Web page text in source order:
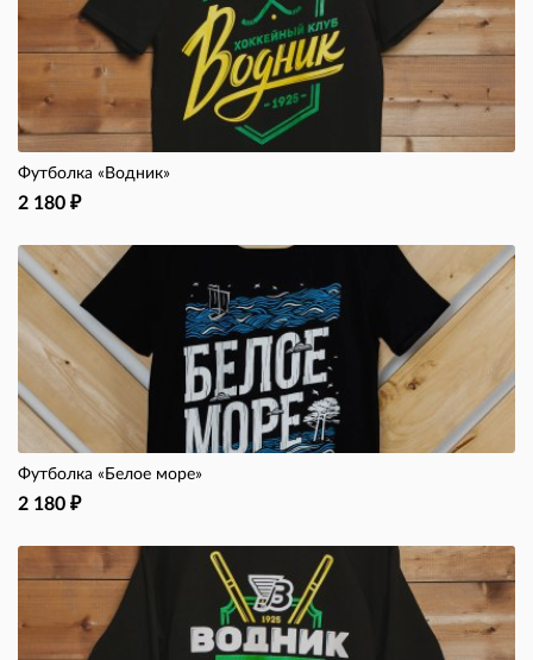
Футболка «Водник»
2 180 ₽
Футболка «Белое море»
2 180 ₽